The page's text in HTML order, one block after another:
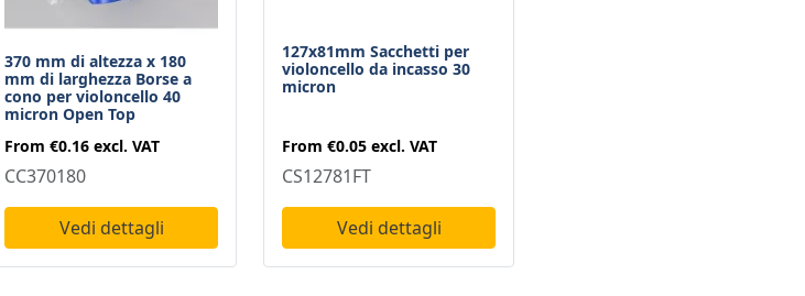
370 mm di altezza x 180
mm di larghezza Borse a
cono per violoncello 40
micron Open Top
From €0.16 excl. VAT
CC370180
Vedi dettagli
127x81mm Sacchetti per
violoncello da incasso 30
micron
From €0.05 excl. VAT
CS12781FT
Vedi dettagli